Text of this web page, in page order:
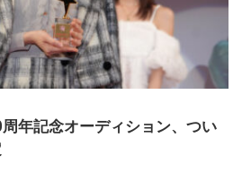
年記念オーディション、つい